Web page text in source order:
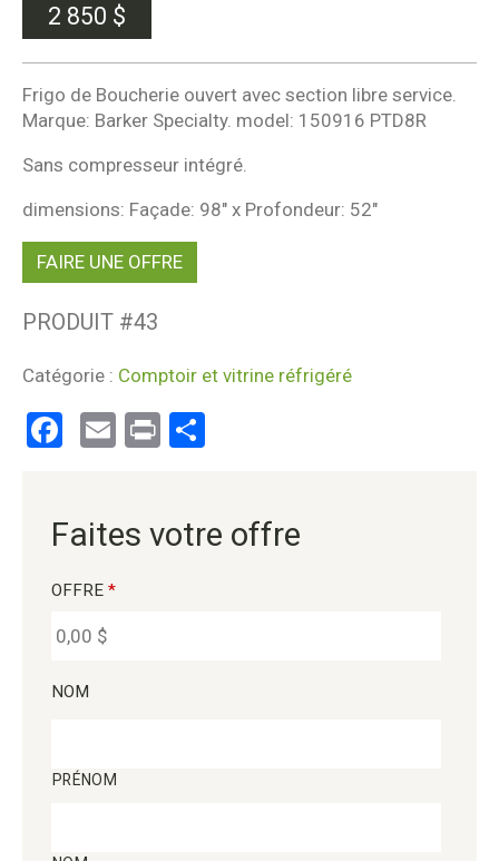
2 850 $
Frigo de Boucherie ouvert avec section libre service.
Marque: Barker Specialty. model: 150916 PTD8R
Sans compresseur intégré.
dimensions: Façade: 98″ x Profondeur: 52″
FAIRE UNE OFFRE
PRODUIT #43
Catégorie : Comptoir et vitrine réfrigéré
Facebook
EmailPrint
Faites votre offre
OFFRE *
NOM
PRÉNOM